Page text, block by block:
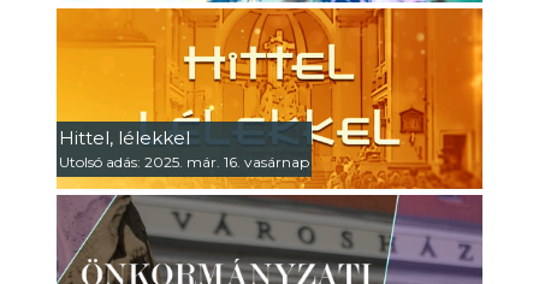
Hittel, lélekkel
Utolsó adás: 2025. már. 16. vasárnap